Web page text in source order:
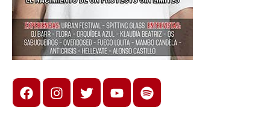
FacebookInstagram
X youtubespotify